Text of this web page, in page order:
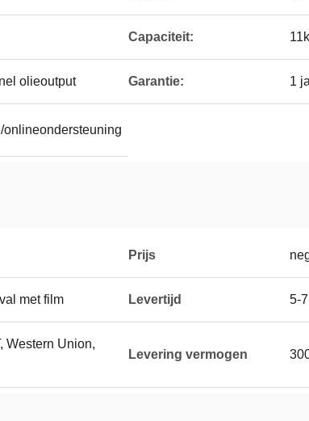
Capaciteit:
olieoutput Garantie: 1
Prijs
met film Levertijd 5-
Western Union,
Levering vermogen